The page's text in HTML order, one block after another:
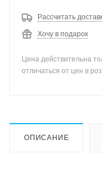
Рассчитать
Хочу в подарок
Цена действительна
отличаться от цен в
ОПИСАНИЕ